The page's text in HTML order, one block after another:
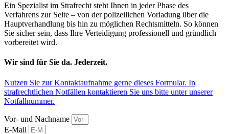
Ein Spezialist im Strafrecht steht Ihnen in jeder Phase des
Verfahrens zur Seite – von der polizeilichen Vorladung über die
Hauptverhandlung bis hin zu möglichen Rechtsmitteln. So können
Sie sicher sein, dass Ihre Verteidigung professionell und gründlich
vorbereitet wird.
Wir sind für Sie da. Jederzeit.
Nutzen Sie zur Kontaktaufnahme gerne dieses Formular. In
strafrechtlichen Notfällen kontaktieren Sie uns bitte unter unserer
Notfallnummer.
Vor- und Nachname
E-Mail